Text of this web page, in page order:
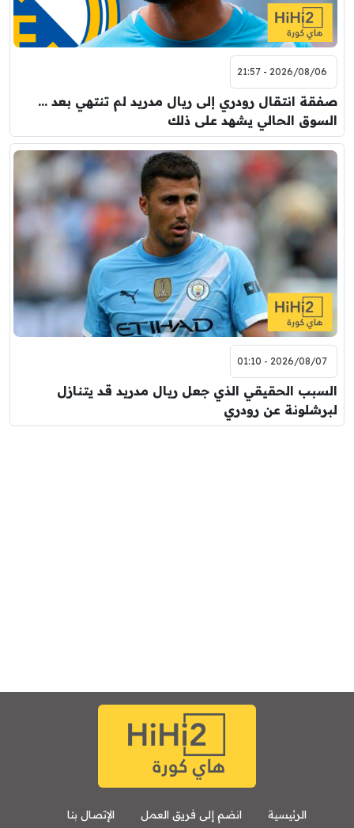
2026/08/06 - 21:57
صفقة انتقال رودري إلى ريال مدريد لم تنتهي بعد …
السوق الحالي يشهد على ذلك
2026/08/07 - 01:10
السبب الحقيقي الذي جعل ريال مدريد قد يتنازل
لبرشلونة عن رودري
الرئيسية انضم إلى فريق العمل الإتصال بنا